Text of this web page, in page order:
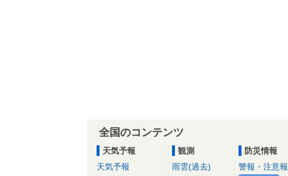
全国のコンテンツ
天気予報
天気予報
観測
雨雲(過去)
防災情報
警報・注意報